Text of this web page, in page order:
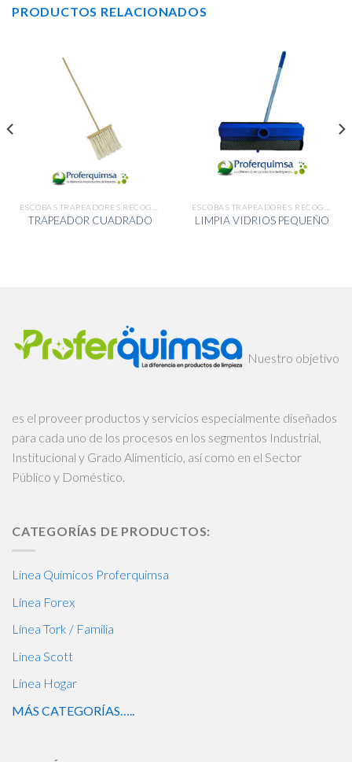
PRODUCTOS RELACIONADOS
TRAPEADOR CUADRADO LIMPIA VIDRIOS PEQUEÑO
Nuestro objetivo
es el proveer productos y servicios especialmente diseñados
para cada uno de los procesos en los segmentos Industrial,
Institucional y Grado Alimenticio, así como en el Sector
Público y Doméstico.
CATEGORÍAS DE PRODUCTOS:
Línea Químicos Proferquimsa
Línea Forex
Línea Tork / Familia
Línea Scott
Línea Hogar
MÁS CATEGORÍAS…..